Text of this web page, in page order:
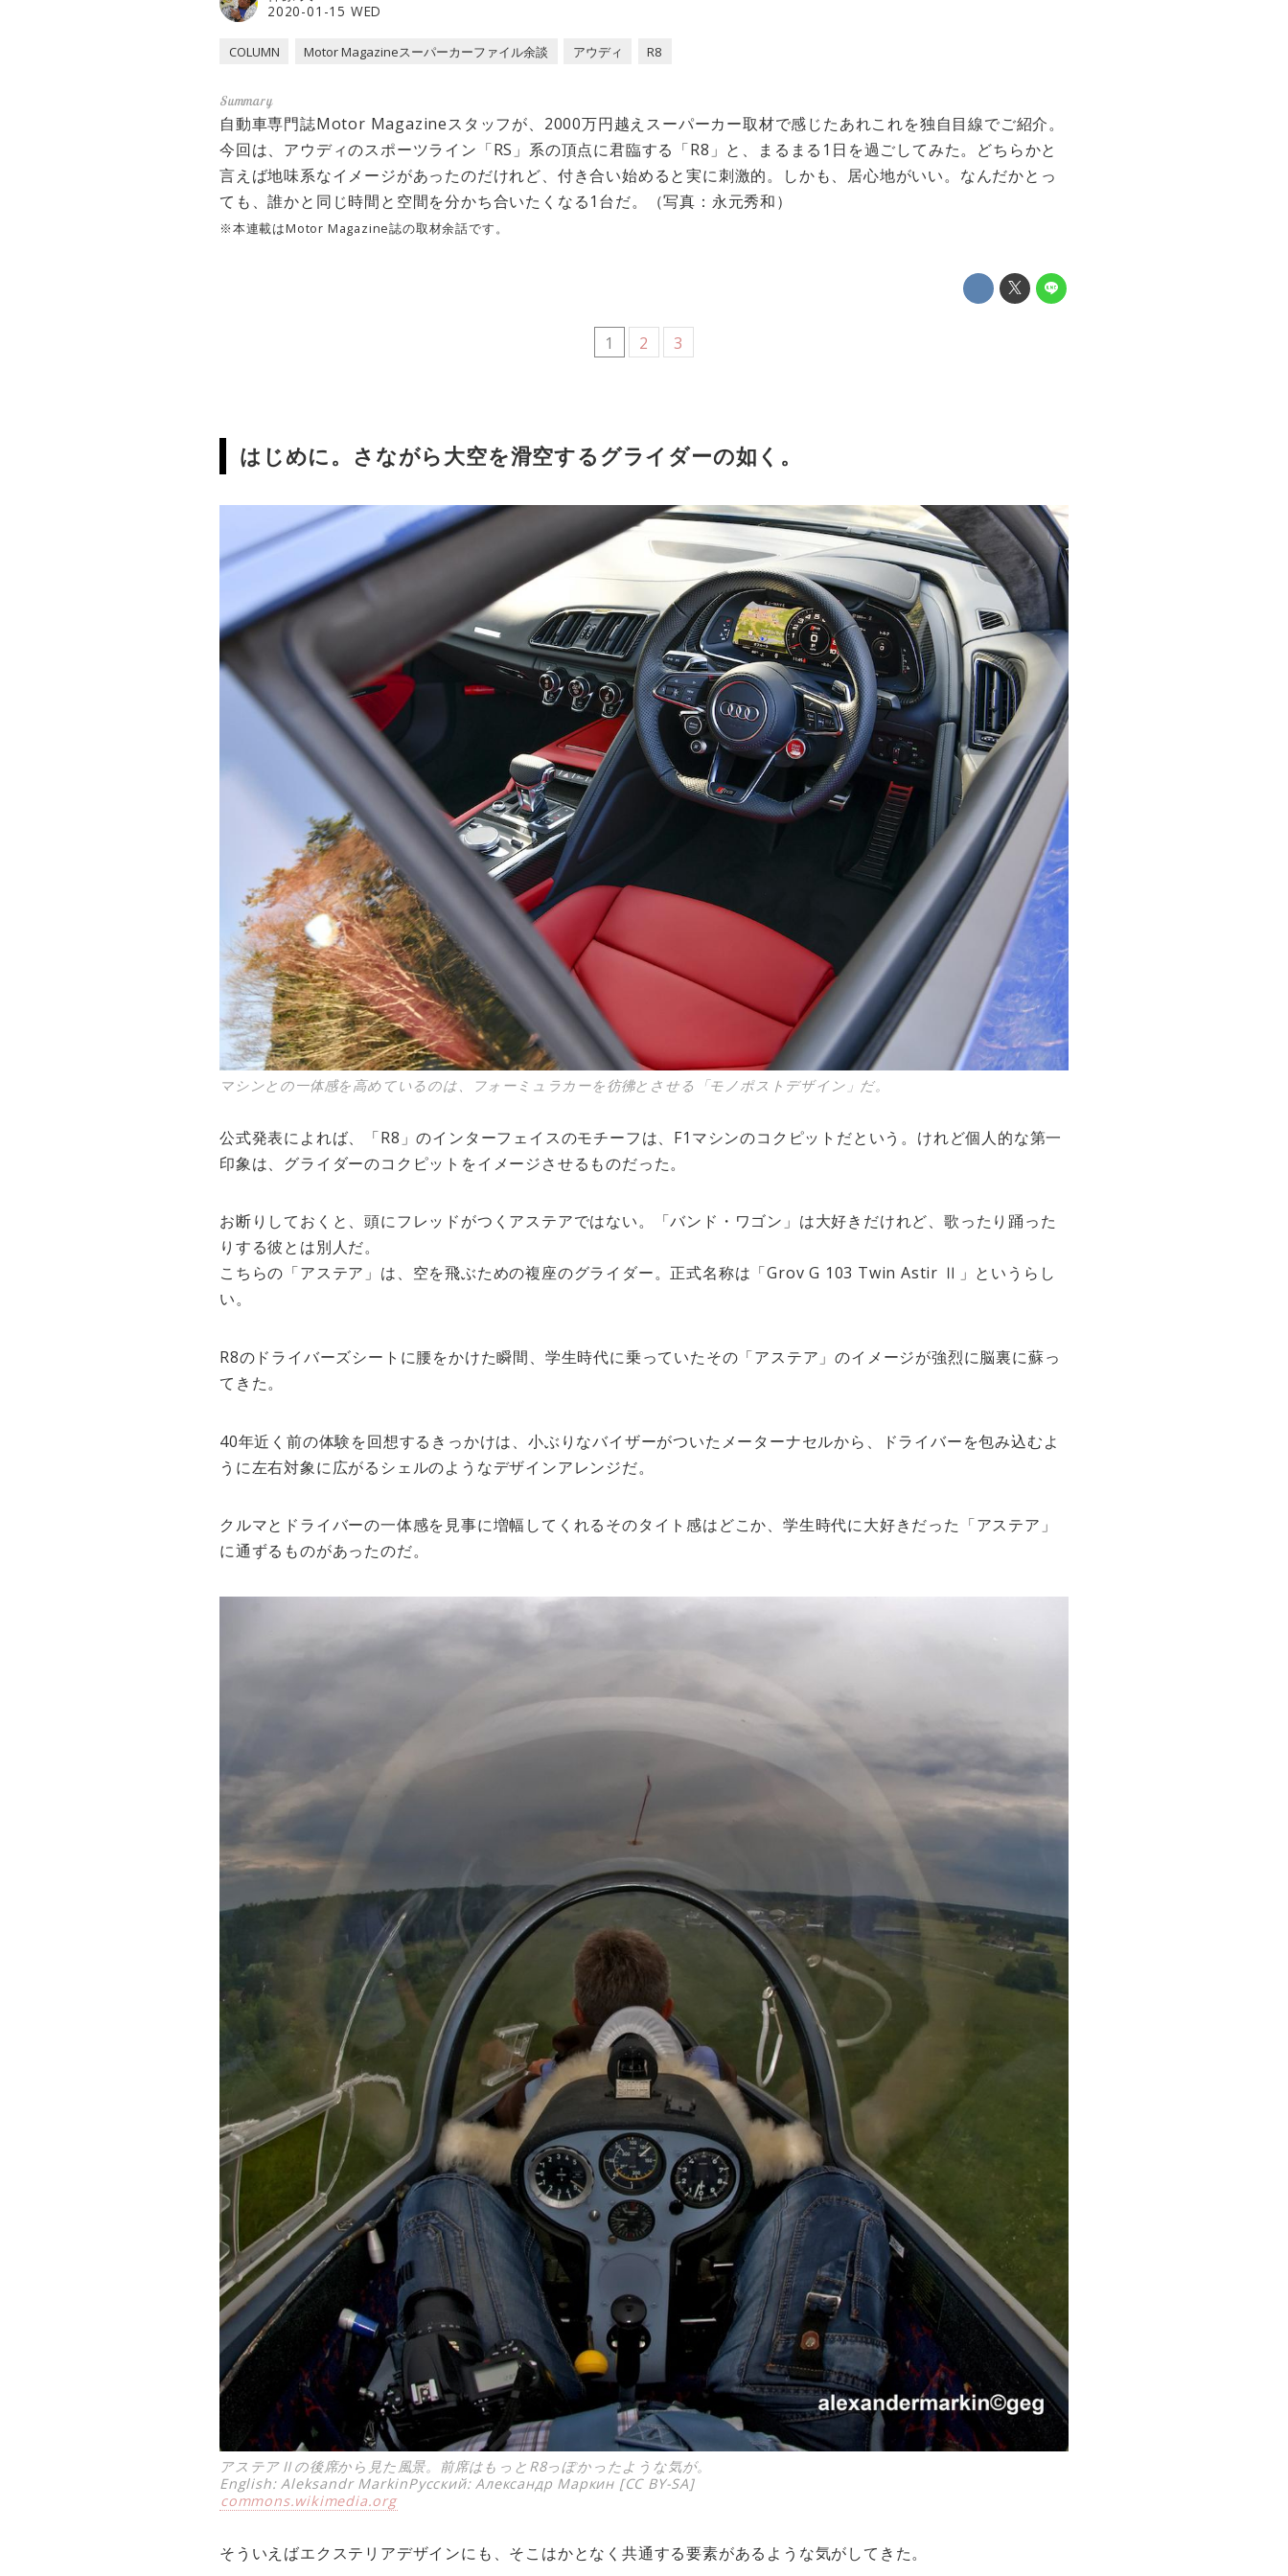
2020-01-15 WED
COLUMN Motor Magazineスーパーカーファイル余談 アウディ R8
自動車専門誌Motor Magazineスタッフが、2000万円越えスーパーカー取材で感じたあれこれを独自目線でご紹介。
今回は、アウディのスポーツライン「RS」系の頂点に君臨する「R8」と、まるまる1日を過ごしてみた。どちらかと
言えば地味系なイメージがあったのだけれど、付き合い始めると実に刺激的。しかも、居心地がいい。なんだかとっ
ても、誰かと同じ時間と空間を分かち合いたくなる1台だ。（写真：永元秀和）
※本連載はMotor Magazine誌の取材余話です。
1 2 3
はじめに。さながら大空を滑空するグライダーの如く。
マシンとの一体感を高めているのは、フォーミュラカーを彷彿とさせる「モノポストデザイン」だ。
公式発表によれば、「R8」のインターフェイスのモチーフは、F1マシンのコクピットだという。けれど個人的な第一
印象は、グライダーのコクピットをイメージさせるものだった。
お断りしておくと、頭にフレッドがつくアステアではない。「バンド・ワゴン」は大好きだけれど、歌ったり踊った
りする彼とは別人だ。
こちらの「アステア」は、空を飛ぶための複座のグライダー。正式名称は「Grov G 103 Twin Astir Ⅱ」というらし
い。
R8のドライバーズシートに腰をかけた瞬間、学生時代に乗っていたその「アステア」のイメージが強烈に脳裏に蘇っ
てきた。
40年近く前の体験を回想するきっかけは、小ぶりなバイザーがついたメーターナセルから、ドライバーを包み込むよ
うに左右対象に広がるシェルのようなデザインアレンジだ。
クルマとドライバーの一体感を見事に増幅してくれるそのタイト感はどこか、学生時代に大好きだった「アステア」
に通ずるものがあったのだ。
アステアⅡの後席から見た風景。前席はもっとR8っぽかったような気が。
English: Aleksandr MarkinРусский: Александр Маркин [CC BY-SA]
commons.wikimedia.org
そういえばエクステリアデザインにも、そこはかとなく共通する要素があるような気がしてきた。